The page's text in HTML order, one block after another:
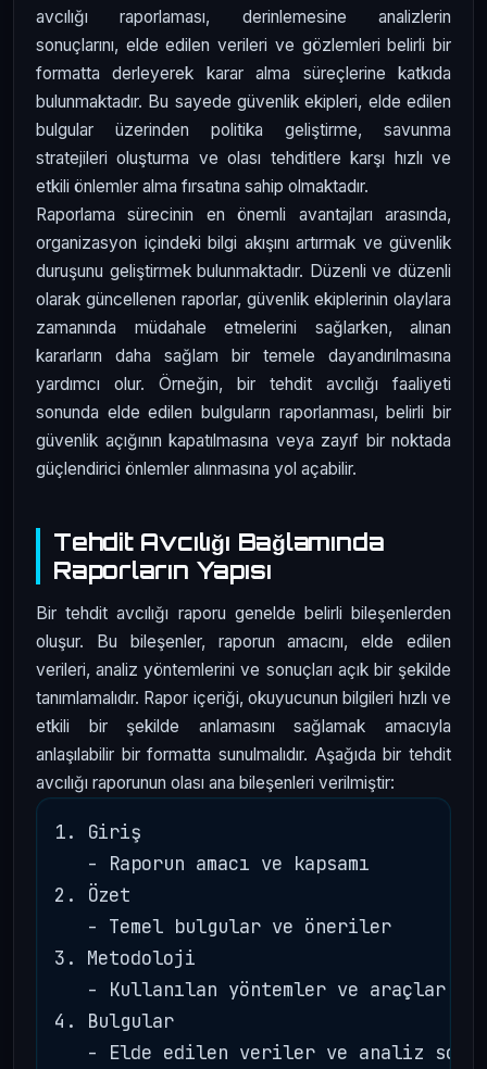
avcılığı raporlaması, derinlemesine analizlerin
sonuçlarını, elde edilen verileri ve gözlemleri belirli bir
formatta derleyerek karar alma süreçlerine katkıda
bulunmaktadır. Bu sayede güvenlik ekipleri, elde edilen
bulgular üzerinden politika geliştirme, savunma
stratejileri oluşturma ve olası tehditlere karşı hızlı ve
etkili önlemler alma fırsatına sahip olmaktadır.
Raporlama sürecinin en önemli avantajları arasında,
organizasyon içindeki bilgi akışını artırmak ve güvenlik
duruşunu geliştirmek bulunmaktadır. Düzenli ve düzenli
olarak güncellenen raporlar, güvenlik ekiplerinin olaylara
zamanında müdahale etmelerini sağlarken, alınan
kararların daha sağlam bir temele dayandırılmasına
yardımcı olur. Örneğin, bir tehdit avcılığı faaliyeti
sonunda elde edilen bulguların raporlanması, belirli bir
güvenlik açığının kapatılmasına veya zayıf bir noktada
güçlendirici önlemler alınmasına yol açabilir.
Tehdit Avcılığı Bağlamında
Raporların Yapısı
Bir tehdit avcılığı raporu genelde belirli bileşenlerden
oluşur. Bu bileşenler, raporun amacını, elde edilen
verileri, analiz yöntemlerini ve sonuçları açık bir şekilde
tanımlamalıdır. Rapor içeriği, okuyucunun bilgileri hızlı ve
etkili bir şekilde anlamasını sağlamak amacıyla
anlaşılabilir bir formatta sunulmalıdır. Aşağıda bir tehdit
avcılığı raporunun olası ana bileşenleri verilmiştir:
1. Giriş
   - Raporun amacı ve kapsamı
2. Özet
   - Temel bulgular ve öneriler
3. Metodoloji
   - Kullanılan yöntemler ve araçlar
4. Bulgular
- Elde edilen veriler ve analiz